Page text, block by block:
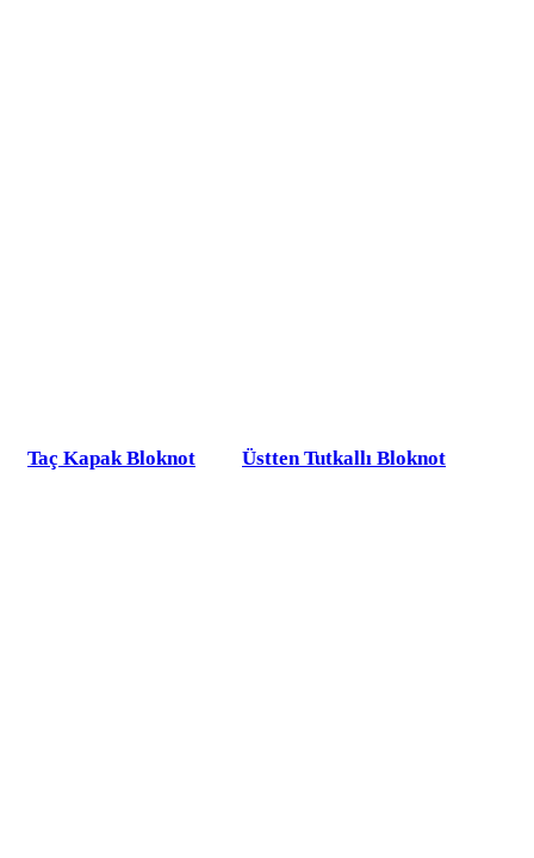
Taç Kapak Bloknot Üstten Tutkallı Bloknot